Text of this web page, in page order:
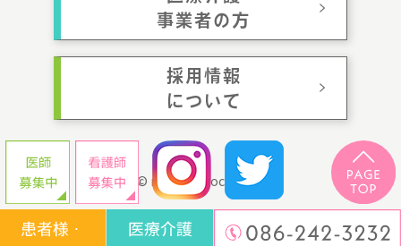
事業者の方
採用情報
について
© momotaroclinic.jp